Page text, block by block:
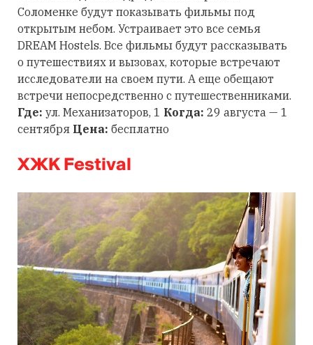
Соломенке будут показывать фильмы под
открытым небом. Устраивает это все семья
DREAM Hostels. Все фильмы будут рассказывать
о путешествиях и вызовах, которые встречают
исследователи на своем пути. А еще обещают
встречи непосредственно с путешественниками.
Где: ул. Механизаторов, 1 Когда: 29 августа — 1
сентября Цена: бесплатно
ХЖК Festival